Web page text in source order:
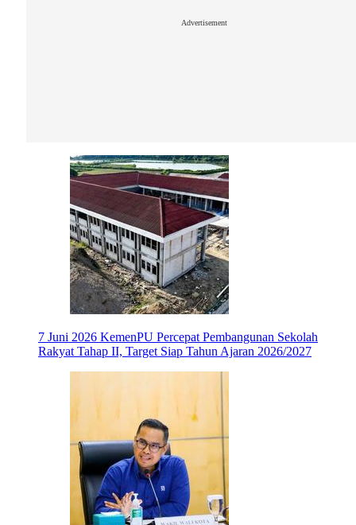
Advertisement
7 Juni 2026 KemenPU Percepat Pembangunan Sekolah
Rakyat Tahap II, Target Siap Tahun Ajaran 2026/2027